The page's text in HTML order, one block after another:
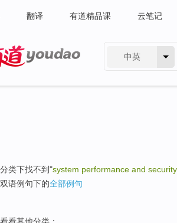
翻译 有道精品课 云笔记
中英
类下找不到"system performance and security
语例句下的全部例句